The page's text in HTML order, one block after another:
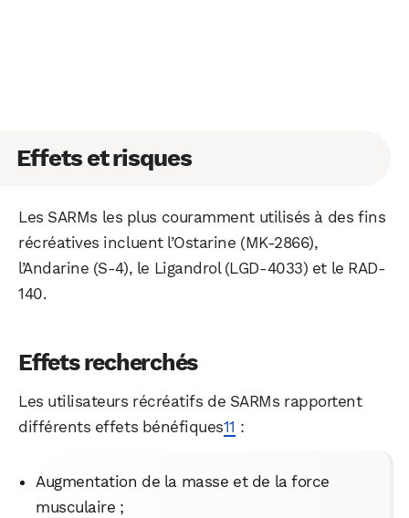
Effets et risques
Les SARMs les plus couramment utilisés à des fins
récréatives incluent l’Ostarine (MK-2866),
l’Andarine (S-4), le Ligandrol (LGD-4033) et le RAD-
140.
Effets recherchés
Les utilisateurs récréatifs de SARMs rapportent
différents effets bénéfiques11 :
Augmentation de la masse et de la force
musculaire ;